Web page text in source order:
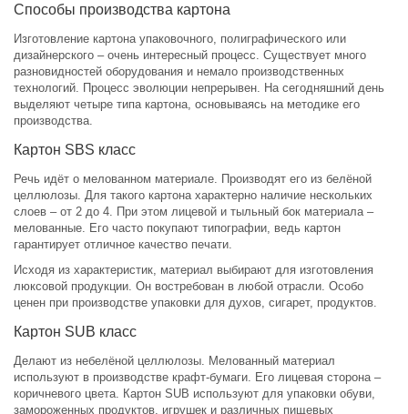
Способы производства картона
Изготовление картона упаковочного, полиграфического или
дизайнерского – очень интересный процесс. Существует много
разновидностей оборудования и немало производственных
технологий. Процесс эволюции непрерывен. На сегодняшний день
выделяют четыре типа картона, основываясь на методике его
производства.
Картон SBS класс
Речь идёт о мелованном материале. Производят его из белёной
целлюлозы. Для такого картона характерно наличие нескольких
слоев – от 2 до 4. При этом лицевой и тыльный бок материала –
мелованные. Его часто покупают типографии, ведь картон
гарантирует отличное качество печати.
Исходя из характеристик, материал выбирают для изготовления
люксовой продукции. Он востребован в любой отрасли. Особо
ценен при производстве упаковки для духов, сигарет, продуктов.
Картон SUB класс
Делают из небелёной целлюлозы. Мелованный материал
используют в производстве крафт-бумаги. Его лицевая сторона –
коричневого цвета. Картон SUB используют для упаковки обуви,
замороженных продуктов, игрушек и различных пищевых